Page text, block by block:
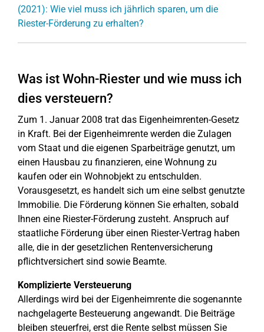
(2021): Wie viel muss ich jährlich sparen, um die
Riester-Förderung zu erhalten?
Was ist Wohn-Riester und wie muss ich
dies versteuern?
Zum 1. Januar 2008 trat das Eigenheimrenten-Gesetz
in Kraft. Bei der Eigenheimrente werden die Zulagen
vom Staat und die eigenen Sparbeiträge genutzt, um
einen Hausbau zu finanzieren, eine Wohnung zu
kaufen oder ein Wohnobjekt zu entschulden.
Vorausgesetzt, es handelt sich um eine selbst genutzte
Immobilie. Die Förderung können Sie erhalten, sobald
Ihnen eine Riester-Förderung zusteht. Anspruch auf
staatliche Förderung über einen Riester-Vertrag haben
alle, die in der gesetzlichen Rentenversicherung
pflichtversichert sind sowie Beamte.
Komplizierte Versteuerung
Allerdings wird bei der Eigenheimrente die sogenannte
nachgelagerte Besteuerung angewandt. Die Beiträge
bleiben steuerfrei, erst die Rente selbst müssen Sie